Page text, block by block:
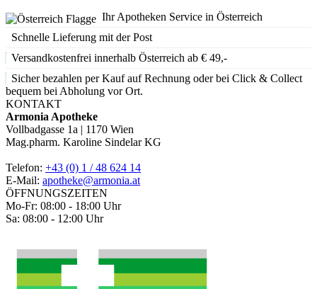
Ihr Apotheken Service in Österreich
Schnelle Lieferung mit der Post
Versandkostenfrei innerhalb Österreich ab € 49,-
Sicher bezahlen per Kauf auf Rechnung oder bei Click & Collect
bequem bei Abholung vor Ort.
KONTAKT
Armonia Apotheke
Vollbadgasse 1a | 1170 Wien
Mag.pharm. Karoline Sindelar KG
Telefon: +43 (0) 1 / 48 624 14
E-Mail: apotheke@armonia.at
ÖFFNUNGSZEITEN
Mo-Fr: 08:00 - 18:00 Uhr
Sa: 08:00 - 12:00 Uhr